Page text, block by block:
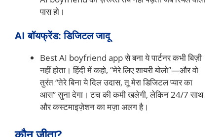
पास हो।
AI बॉयफ्रेंड: डिजिटल जादू
Best AI boyfriend app से बना ये पार्टनर कभी बिज़ी
नहीं होता। हिंदी में कहो, “मेरे लिए शायरी बोलो”—और वो
तुरंत “तेरे बिना ये दिल उदास, तू मेरा डिजिटल प्यार का
आस” सुना देगा। टच की कमी खलेगी, लेकिन 24/7 साथ
और कस्टमाइज़ेशन का मज़ा अलग है।